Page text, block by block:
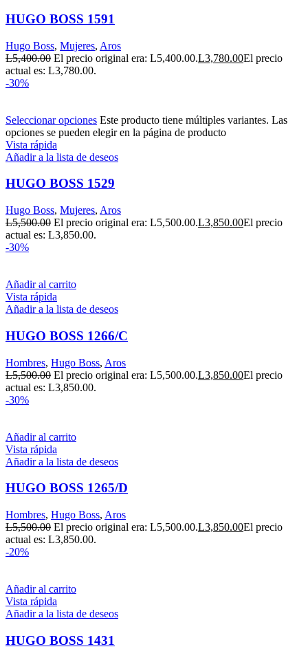
HUGO BOSS 1591
Hugo Boss, Mujeres, Aros
L5,400.00 El precio original era: L5,400.00.L3,780.00El precio
actual es: L3,780.00.
-30%
Seleccionar opciones Este producto tiene múltiples variantes. Las
opciones se pueden elegir en la página de producto
Vista rápida
Añadir a la lista de deseos
HUGO BOSS 1529
Hugo Boss, Mujeres, Aros
L5,500.00 El precio original era: L5,500.00.L3,850.00El precio
actual es: L3,850.00.
-30%
Añadir al carrito
Vista rápida
Añadir a la lista de deseos
HUGO BOSS 1266/C
Hombres, Hugo Boss, Aros
L5,500.00 El precio original era: L5,500.00.L3,850.00El precio
actual es: L3,850.00.
-30%
Añadir al carrito
Vista rápida
Añadir a la lista de deseos
HUGO BOSS 1265/D
Hombres, Hugo Boss, Aros
L5,500.00 El precio original era: L5,500.00.L3,850.00El precio
actual es: L3,850.00.
-20%
Añadir al carrito
Vista rápida
Añadir a la lista de deseos
HUGO BOSS 1431